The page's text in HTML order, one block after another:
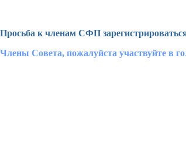
Просьба к членам СФП
Члены Совета, пожалуйста участвуйте в